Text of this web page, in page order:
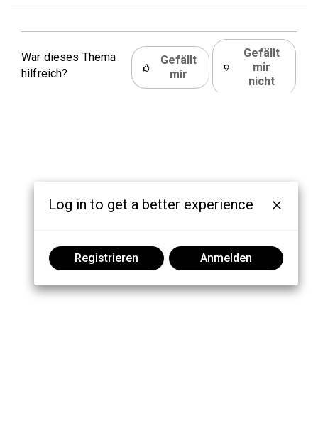
War dieses Thema
hilfreich?
Gefällt
mir
Gefällt
mir
nicht
Log in to get a better experience
Registrieren Anmelden